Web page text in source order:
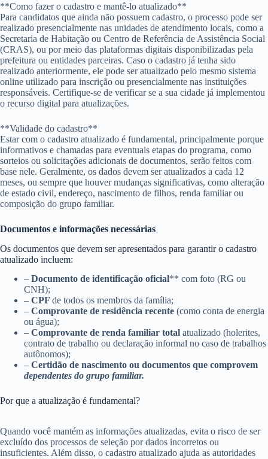
**Como fazer o cadastro e mantê-lo atualizado**
Para candidatos que ainda não possuem cadastro, o processo pode ser
realizado presencialmente nas unidades de atendimento locais, como a
Secretaria de Habitação ou Centro de Referência de Assistência Social
(CRAS), ou por meio das plataformas digitais disponibilizadas pela
prefeitura ou entidades parceiras. Caso o cadastro já tenha sido
realizado anteriormente, ele pode ser atualizado pelo mesmo sistema
online utilizado para inscrição ou presencialmente nas instituições
responsáveis. Certifique-se de verificar se a sua cidade já implementou
o recurso digital para atualizações.
**Validade do cadastro**
Estar com o cadastro atualizado é fundamental, principalmente porque
informativos e chamadas para eventuais etapas do programa, como
sorteios ou solicitações adicionais de documentos, serão feitos com
base nele. Geralmente, os dados devem ser atualizados a cada 12
meses, ou sempre que houver mudanças significativas, como alteração
de estado civil, endereço, nascimento de filhos, renda familiar ou
composição do grupo familiar.
Documentos e informações necessárias
Os documentos que devem ser apresentados para garantir o cadastro
atualizado incluem:
– Documento de identificação oficial** com foto (RG ou
CNH);
– CPF de todos os membros da família;
– Comprovante de residência recente (como conta de energia
ou água);
– Comprovante de renda familiar total atualizado (holerites,
contrato de trabalho ou declaração informal no caso de trabalhos
autônomos);
– Certidão de nascimento ou documentos que comprovem
dependentes do grupo familiar.
Por que a atualização é fundamental?
Quando você mantém as informações atualizadas, evita o risco de ser
excluído dos processos de seleção por dados incorretos ou
insuficientes. Além disso, o cadastro atualizado ajuda as autoridades